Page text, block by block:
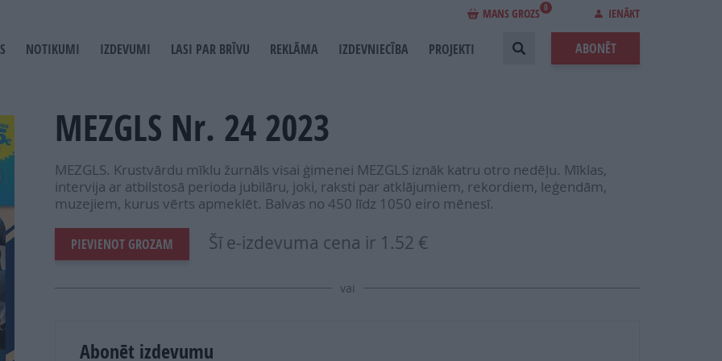
MANS GROZS 0 IENĀKT
NOTIKUMI IZDEVUMI LASI PAR BRĪVU REKLĀMA IZDEVNIECĪBA PROJEKTI ABONĒT
MEZGLS Nr. 24 2023
MEZGLS. Krustvārdu mīklu žurnāls visai ģimenei MEZGLS iznāk katru otro nedēļu. Mīklas,
intervija ar atbilstosā perioda jubilāru, joki, raksti par atklājumiem, rekordiem, leģendām,
muzejiem, kurus vērts apmeklēt. Balvas no 450 līdz 1050 eiro mēnesī.
PIEVIENOT GROZAM Šī e-izdevuma cena ir 1.52 €
vai
Abonēt izdevumu